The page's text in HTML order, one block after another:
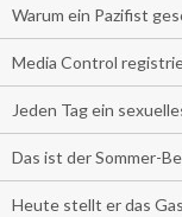
Warum ein Pazifist
Media Control
Jeden Tag ein
Das ist der Sommer-
Heute stellt er das